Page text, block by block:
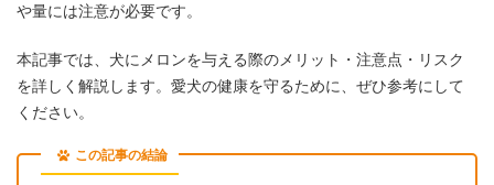
や量には注意が必要です。
本記事では、犬にメロンを与える際のメリット・注意点・リスク
を詳しく解説します。愛犬の健康を守るために、ぜひ参考にして
ください。
この記事の結論